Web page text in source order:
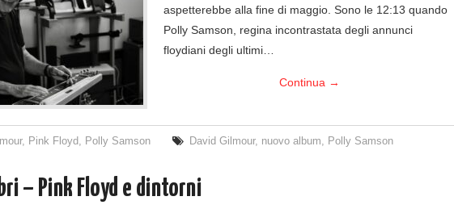
aspetterebbe alla fine di maggio. Sono le 12:13 quando
Polly Samson, regina incontrastata degli annunci
floydiani degli ultimi…
Continua →
, Pink Floyd Polly Samson David Gilmour, nuovo album Polly Samson
– Pink Floyd e dintorni